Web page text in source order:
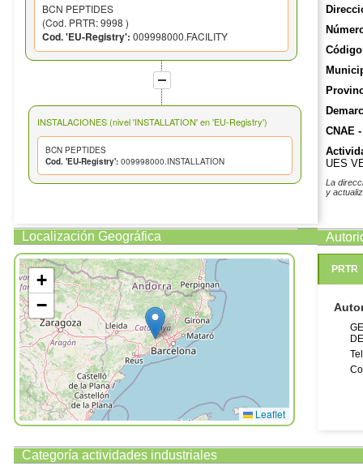
BCN PEPTIDES
(Cod. PRTR: 9998 )
Cod. 'EU-Registry': 009998000.FACILITY
INSTALACIONES (nivel 'INSTALLATION' en 'EU-Registry')
BCN PEPTIDES
Cod. 'EU-Registry': 009998000.INSTALLATION
Localización Geográfica
+
−
Leaflet
CNAE
UES
La
y
PRTR
Categoría actividades industriales